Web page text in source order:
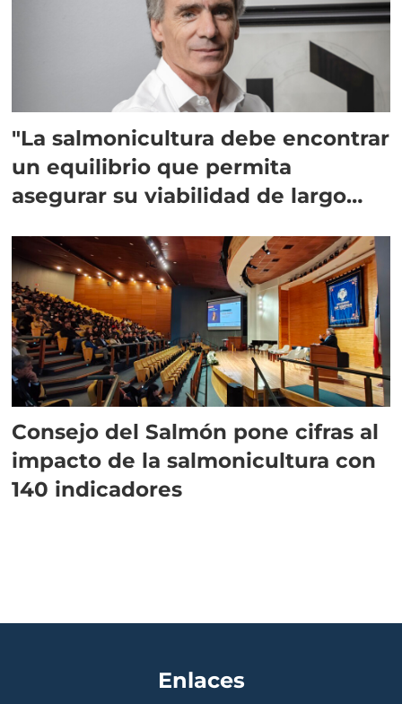
"La salmonicultura debe encontrar
un equilibrio que permita
asegurar su viabilidad de largo
Consejo del Salmón pone cifras al
impacto de la salmonicultura con
140 indicadores
Enlaces